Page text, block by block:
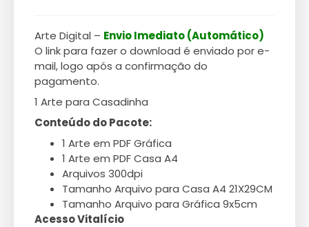
Arte Digital – Envio Imediato (Automático)
O link para fazer o download é enviado por e-
mail, logo após a confirmação do
pagamento.
1 Arte para Casadinha
Conteúdo do Pacote:
1 Arte em PDF Gráfica
1 Arte em PDF Casa A4
Arquivos 300dpi
Tamanho Arquivo para Casa A4 21X29CM
Tamanho Arquivo para Gráfica 9x5cm
Acesso Vitalício